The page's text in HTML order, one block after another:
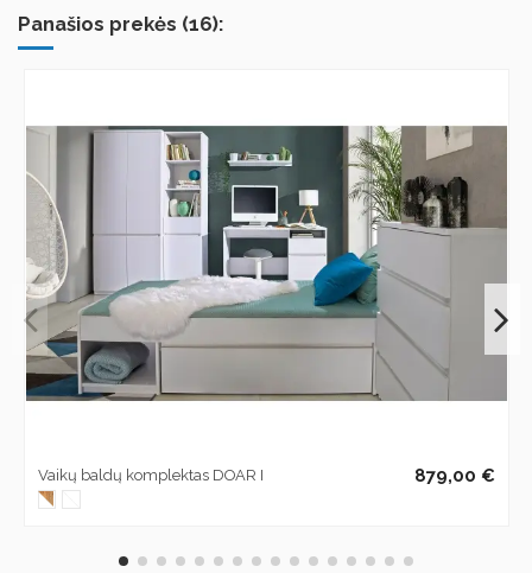
Panašios prekės (16):
Vaikų baldų komplektas DOAR I 879,00 €